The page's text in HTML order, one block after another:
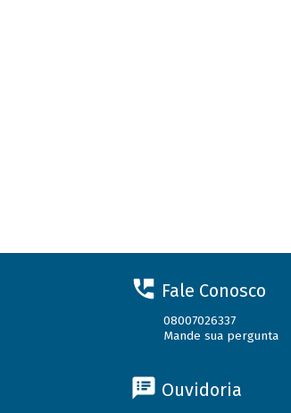
Fale Conosco
08007026337
Mande sua pergunta
Ouvidoria